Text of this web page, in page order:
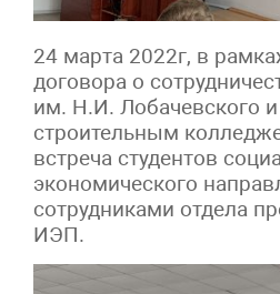
24 марта 2022г, в
договора о
им. Н.И. Лобачевского
строительным
встреча студентов
экономического
сотрудниками отдела
ИЭП.